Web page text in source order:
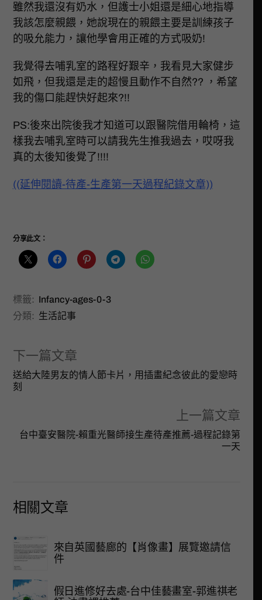
雖然我還沒有奶水，但護士小姐還是細心地指導
我該怎麼親餵，她說現在的親餵主要是訓練孩子
的吸允能力，讓他學會用正確的方式吸奶!
我覺得去哺乳室的路程好艱辛，我看見大家健步
如飛，但我還是走的超慢且動作不自然?? ，希望
我的傷口能趕快好起來?!!
PS:後來出院後我才知道可以跟醫院借用輪椅，這
樣我去哺乳室時可以請我先生推我過去，哎呀我
真的太後知後覺了!!!!
((延伸閱讀-待產-生產第一天過程紀錄文章))
分享此文：
標籤: Infancy-ages-0-3
分類: 生活記事
下一篇文章
送給大陸男友的情人節卡片，用插畫紀念彼此的愛戀時
刻
上一篇文章
台中臺安醫院-賴重光醫師接生產待產推薦-過程記錄第
一天
相關文章
來自英國藝廊的【肖像畫】展覽邀請信
件
假日進修好去處-台中佳藝畫室-郭進祺老